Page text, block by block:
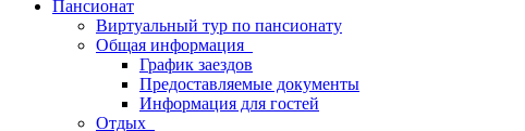
Пансионат
Виртуальный тур по пансионату
Общая информация
График заездов
Предоставляемые документы
Информация для гостей
Отдых